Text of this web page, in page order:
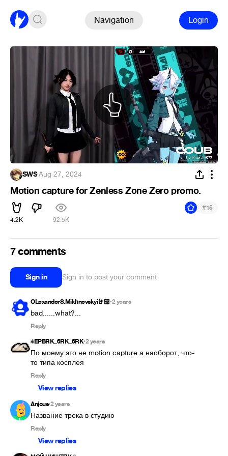
Navigation Login
SWS·Aug 27, 2024
Motion capture for Zenless Zone Zero promo.
4.2K 92.5K
#15
7 comments
Sign in Sign in to post your comment
OLexanderS.Mikhnevskyi🤘🏻•2 years
bad......what?...
Reply
4EPBRK_6RK_6RK•2 years
По моему это не motion capture а наоборот, что-
то типа косплея
Reply
View replies
Anjous•2 years
Название трека в студию
Reply
View replies